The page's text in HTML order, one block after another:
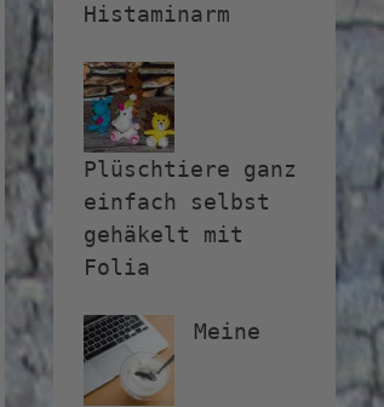
Histaminarm
Plüschtiere ganz
einfach selbst
gehäkelt mit
Folia
Meine